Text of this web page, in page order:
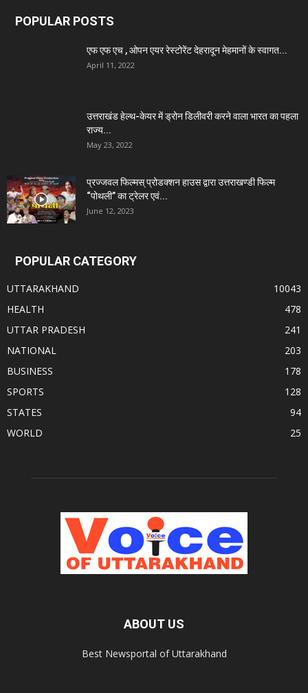
POPULAR POSTS
एफ एफ एच , ओपन एयर रेस्टोरेंट देहरादून मेहमानों के स्वागत...
April 11, 2022
उत्तराखंड हेल्थ-केयर में ड्रोन डिलीवरी करने वाला भारत का पहला
राज्य...
May 23, 2022
प्रज्जवल फिल्मस् प्रोडक्शन हाउस द्वारा उत्तराखण्डी फिल्म
“पोथली” का ट्रेलर एवं...
June 12, 2023
POPULAR CATEGORY
UTTARAKHAND
10043
HEALTH
478
UTTAR PRADESH
241
NATIONAL
203
BUSINESS
178
SPORTS
128
STATES
94
WORLD
25
ABOUT US
Best Newsportal of Uttarakhand